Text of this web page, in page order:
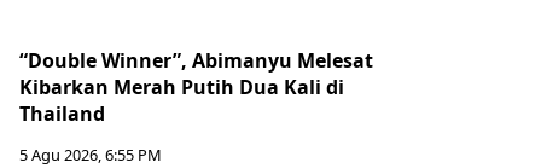
“Double Winner”, Abimanyu Melesat
Kibarkan Merah Putih Dua Kali di
Thailand
5 Agu 2026, 6:55 PM